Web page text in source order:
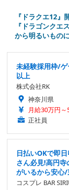
『ドラクエ12
『ドラゴンクエ
から明るいものに
未経験採用枠/
以上
株式会社RK
神奈川県
月給30万円～
正社員
日払いOKで即
さん必見!高円
がいるから安心
コスプレ BAR